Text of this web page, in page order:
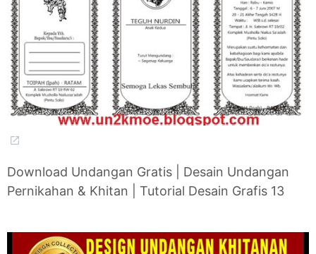
Download Undangan Gratis | Desain Undangan
Pernikahan & Khitan | Tutorial Desain Grafis 13